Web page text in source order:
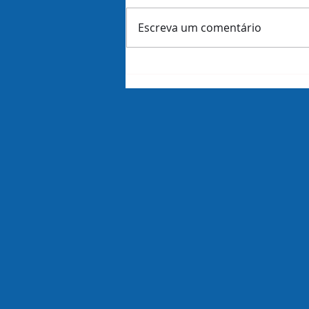
Escreva um comentário